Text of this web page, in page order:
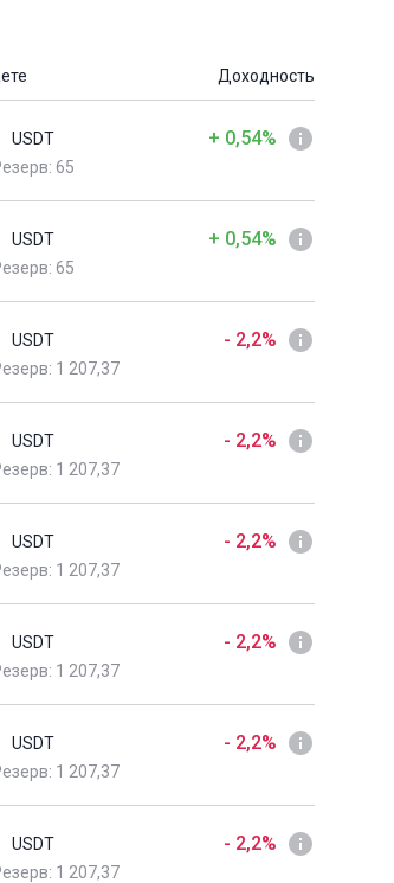
Доходность
USDT
65
+ 0,54%
USDT
65
+ 0,54%
USDT
1 207,37
- 2,2%
USDT
1 207,37
- 2,2%
USDT
1 207,37
- 2,2%
USDT
1 207,37
- 2,2%
USDT
1 207,37
- 2,2%
USDT
1 207,37
- 2,2%